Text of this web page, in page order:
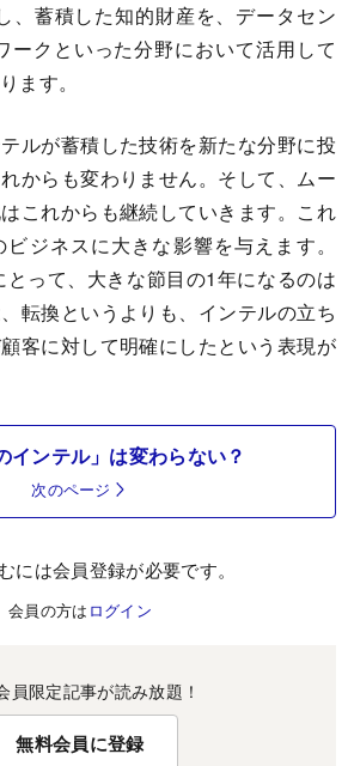
、蓄積した知的財産を、データセン
ークといった分野において活用して
ます。
ルが蓄積した技術を新たな分野に投
からも変わりません。そして、ムー
これからも継続していきます。これ
ジネスに大きな影響を与えます。
って、大きな節目の1年になるのは
転換というよりも、インテルの立ち
客に対して明確にしたという表現が
インテル」は変わらない？
次のページ
には会員登録が必要です。
会員の方は ログイン
員限定記事が読み放題！
無料会員に登録